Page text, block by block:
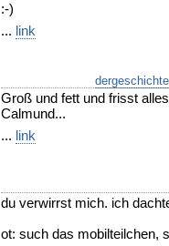
:-)
... link
Groß und fett und frisst
Calmund...
... link
du verwirrst mich. ich
ot: such das mobilteilchen,